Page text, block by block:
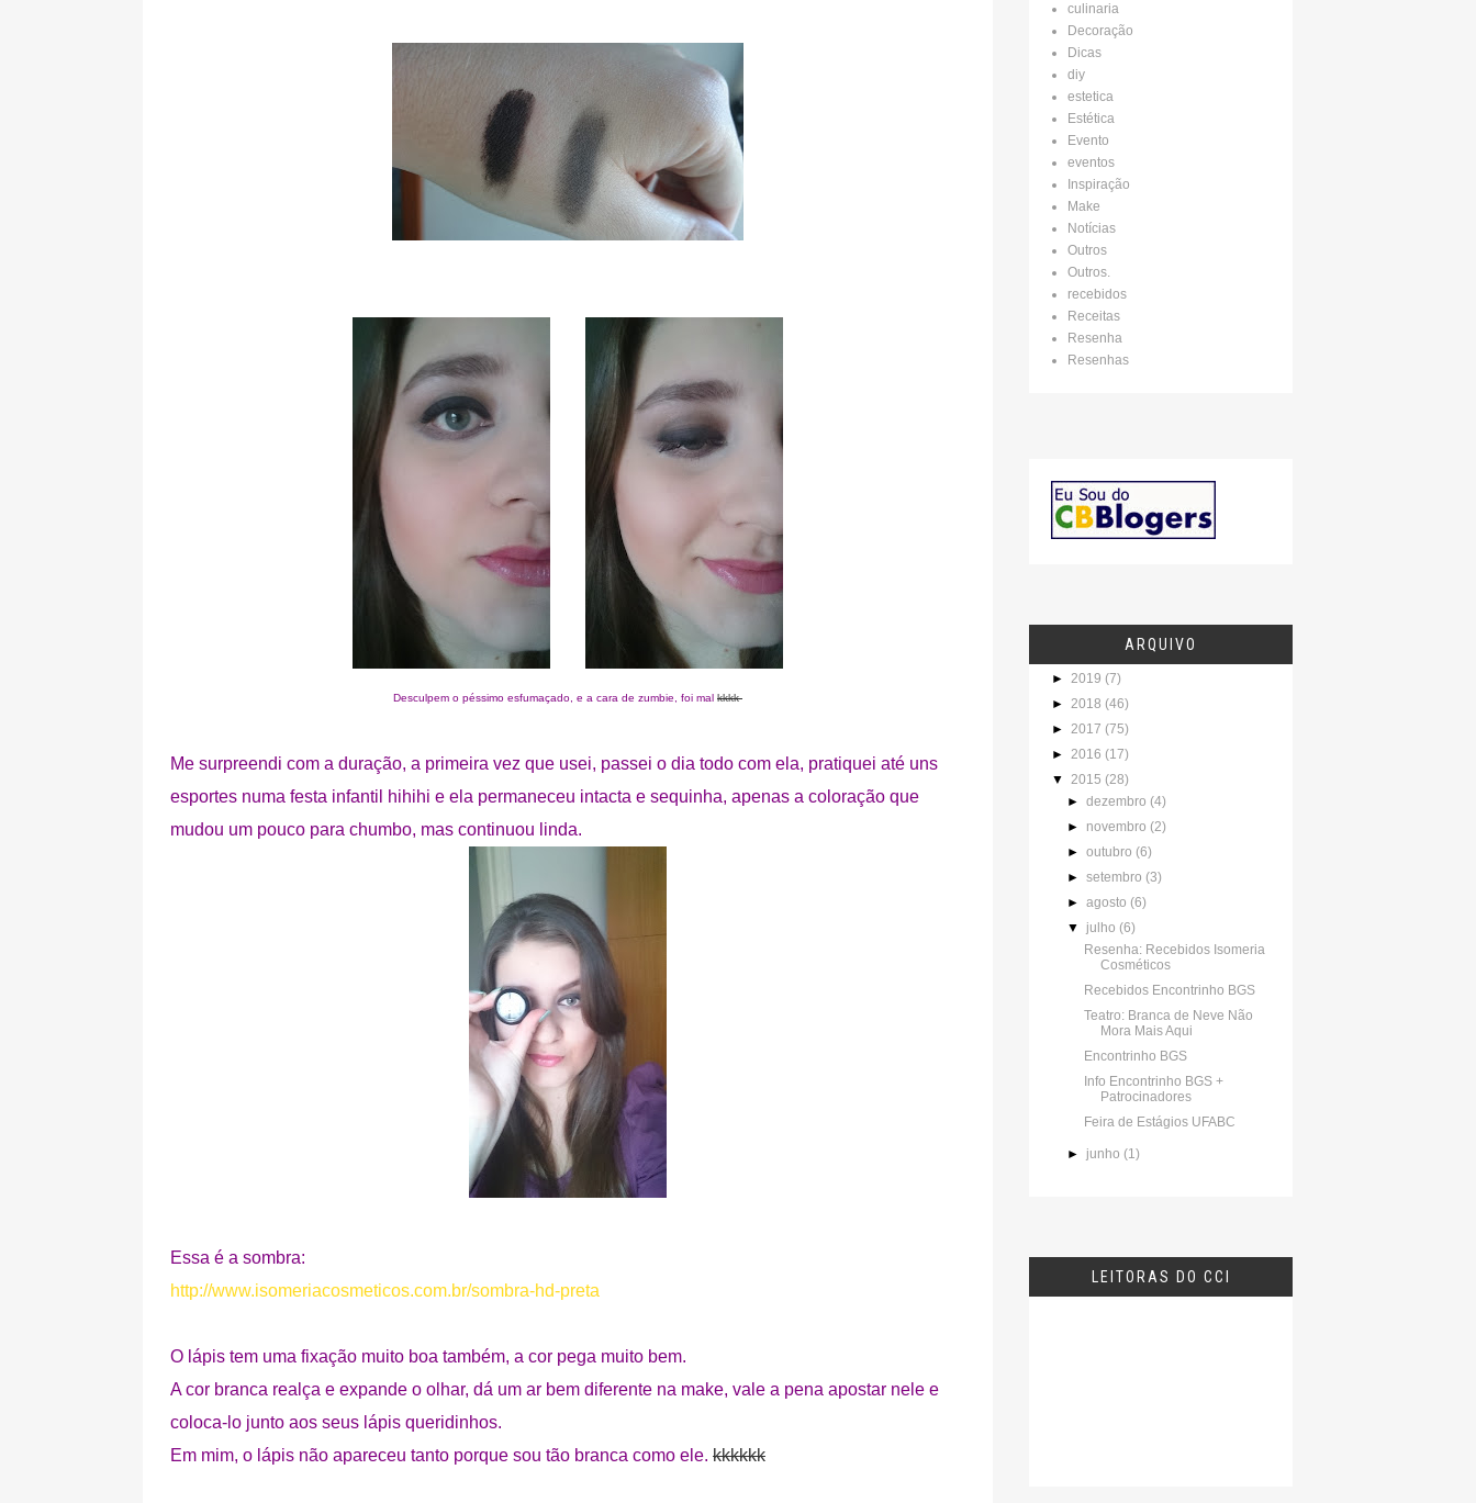
Desculpem o péssimo esfumaçado, e a cara de zumbie, foi mal kkkk
Me surpreendi com a duração, a primeira vez que usei, passei o dia todo com ela, pratiquei até uns
esportes numa festa infantil hihihi e ela permaneceu intacta e sequinha, apenas a coloração que
mudou um pouco para chumbo, mas continuou linda.
Essa é a sombra:
http://www.isomeriacosmeticos.com.br/sombra-hd-preta
O lápis tem uma fixação muito boa também, a cor pega muito bem.
A cor branca realça e expande o olhar, dá um ar bem diferente na make, vale a pena apostar nele e
coloca-lo junto aos seus lápis queridinhos.
Em mim, o lápis não apareceu tanto porque sou tão branca como ele. kkkkkk
culinaria
Decoração
Dicas
diy
estetica
Estética
Evento
eventos
Inspiração
Make
Notícias
Outros
Outros.
recebidos
Receitas
Resenha
Resenhas
ARQUIVO
► 2019 (7)
► 2018 (46)
► 2017 (75)
► 2016 (17)
▼ 2015 (28)
►dezembro (4)
► novembro (2)
►outubro (6)
►setembro (3)
►agosto (6)
▼
julho (6)
Resenha: Recebidos Isomeria
Cosméticos
Recebidos Encontrinho BGS
Teatro: Branca de Neve Não
Mora Mais Aqui
Encontrinho BGS
Info Encontrinho BGS +
Patrocinadores
Feira de Estágios UFABC
► junho (1)
LEITORAS DO CCI